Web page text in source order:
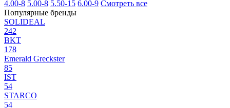
4.00-8 5.00-8 5.50-15 6.00-9 Смотреть все
Популярные бренды
SOLIDEAL
242
BKT
178
Emerald Greckster
85
IST
54
STARCO
54